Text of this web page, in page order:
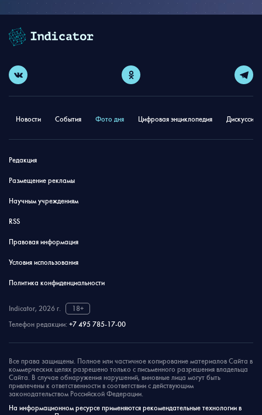
Новости События Фото дня Цифровая энциклопедия
Редакция
Размещение рекламы
Научным учреждениям
RSS
Правовая информация
Условия использования
Политика конфиденциальности
Indicator, 2026 г.
18+
Телефон редакции: +7 495 785-17-00
Все права защищены. Полное или частичное копирование материалов Сайта в
коммерческих целях разрешено только с письменного разрешения владельца
Сайта. В случае обнаружения нарушений, виновные лица могут быть
привлечены к ответственности в соответствии с действующим
законодательством Российской Федерации.
На информационном ресурсе применяются рекомендательные технологии в